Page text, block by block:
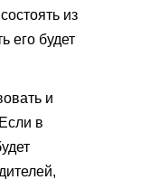
из
его будет
и
в